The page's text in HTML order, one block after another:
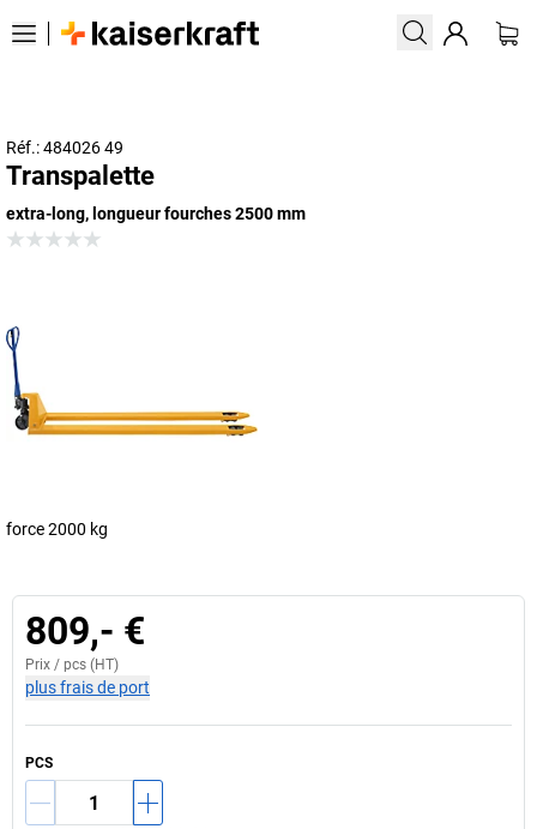
Réf.: 484026 49
Transpalette
extra-long, longueur fourches 2500 mm
force 2000 kg
809,- €
Prix / pcs (HT)
plus frais de port
PCS